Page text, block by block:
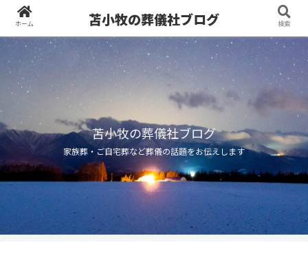
苫小牧の葬儀社ブログ
家族葬・ご自宅葬など葬儀の話題をお伝えします
ホーム 苫小牧の葬儀社ブログ 検索